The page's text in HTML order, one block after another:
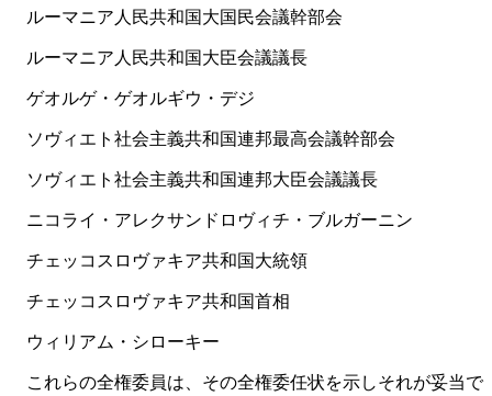
ルーマニア人民共和国大国民会議幹部会
ルーマニア人民共和国大臣会議議長
ゲオルゲ・ゲオルギウ・デジ
ソヴィエト社会主義共和国連邦最高会議幹部会
ソヴィエト社会主義共和国連邦大臣会議議長
ニコライ・アレクサンドロヴィチ・ブルガーニン
チェッコスロヴァキア共和国大統領
チェッコスロヴァキア共和国首相
ウィリアム・シローキー
これらの全権委員は、その全権委任状を示しそれが妥当で